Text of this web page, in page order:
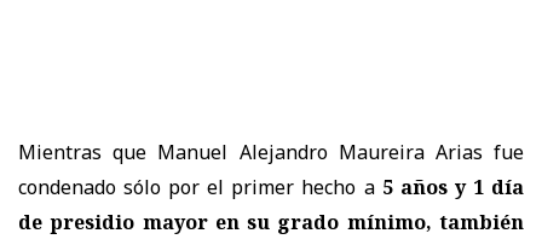
Mientras que Manuel Alejandro Maureira Arias fue
condenado sólo por el primer hecho a 5 años y 1 día
de presidio mayor en su grado mínimo, también